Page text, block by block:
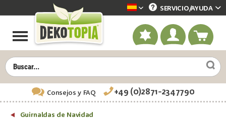
Dekotopia spanisch
SERVICIO/AYUDA
Consejos y FAQ +49 (0)2871-2347790
Guirnaldas de Navidad